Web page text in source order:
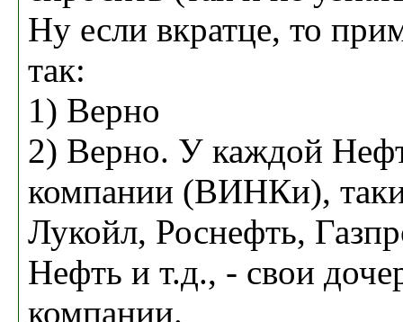
Ну если вкратце, то
так:
1) Верно
2) Верно. У каждой
компании (ВИНКи),
Лукойл, Роснефть,
Нефть и т.д., - свои
компании.